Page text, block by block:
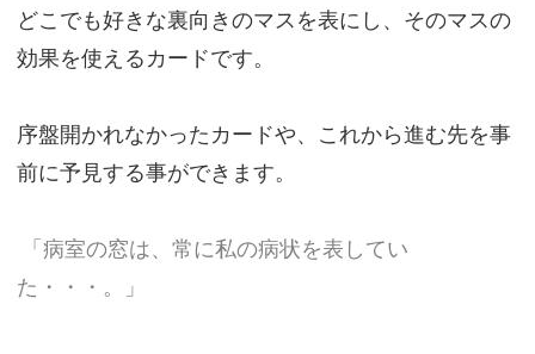
どこでも好きな裏向きのマスを表にし、そのマスの
効果を使えるカードです。
序盤開かれなかったカードや、これから進む先を事
前に予見する事ができます。
「病室の窓は、常に私の病状を表してい
た・・・。」